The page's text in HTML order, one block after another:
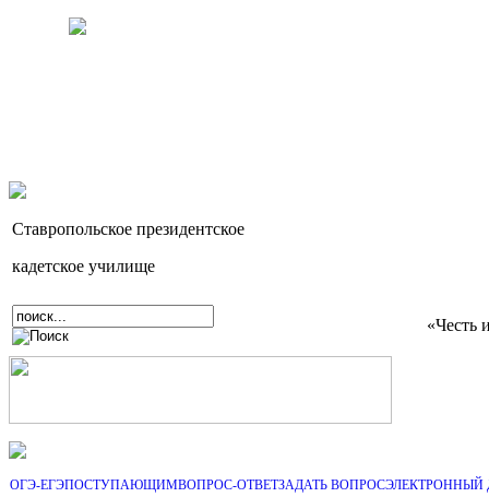
Ставропольское президентское
кадетское училище
«Честь
ОГЭ-ЕГЭПОСТУПАЮЩИМВОПРОС-ОТВЕТЗАДАТЬ ВОПРОСЭЛЕКТРОННЫЙ